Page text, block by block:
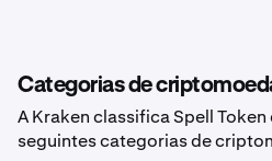
Categorias de
A Kraken classifica Spell
seguintes categorias de